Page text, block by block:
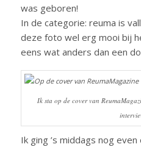
was geboren!
In de categorie: reuma is
deze foto wel erg mooi bij
eens wat anders dan een
Ik sta op de cover van
Ik ging ’s middags nog